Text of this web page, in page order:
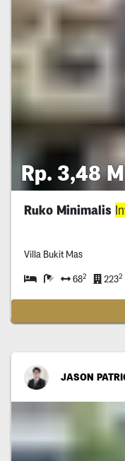
Rp. 3,48 M
Ruko Minimalis
Villa Bukit Mas
682 2232
JASON